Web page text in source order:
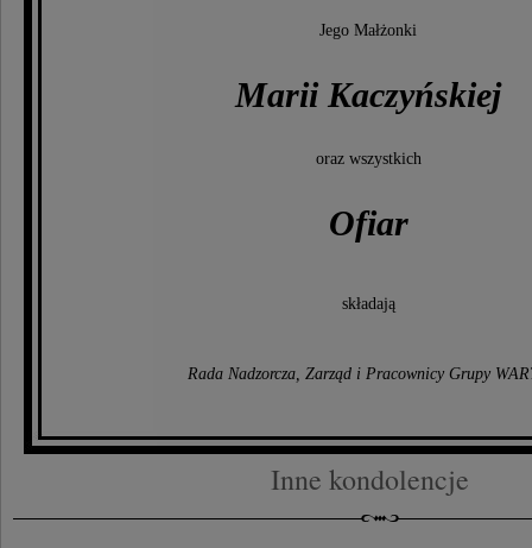
Jego Małżonki
Marii Kaczyńskiej
oraz wszystkich
Ofiar
składają
Rada Nadzorcza, Zarząd i Pracownicy Grupy
Inne kondolencje